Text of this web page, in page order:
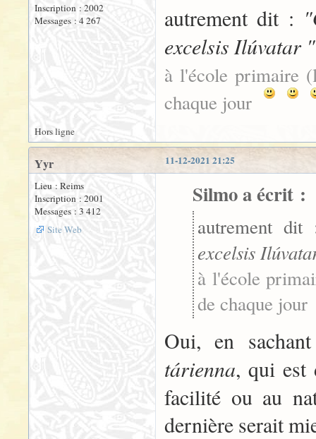
Inscription : 2002
Messages : 4 267
autrement dit :
excelsis Ilúvatar "
à l'école primaire
chaque jour
Hors ligne
11-12-2021 21:25
Yyr
Lieu : Reims
Inscription : 2001
Messages : 3 412
Site Web
Silmo a écrit :
autrement
excelsis
à l'école
de chaque jour
Oui, en
tárienna, qui
facilité ou au
dernière serait